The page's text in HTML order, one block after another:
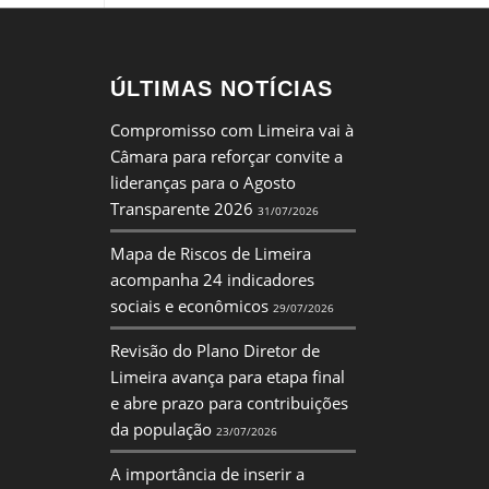
ÚLTIMAS NOTÍCIAS
Compromisso com Limeira vai à
Câmara para reforçar convite a
lideranças para o Agosto
Transparente 2026 31/07/2026
Mapa de Riscos de Limeira
acompanha 24 indicadores
sociais e econômicos 29/07/2026
Revisão do Plano Diretor de
Limeira avança para etapa final
e abre prazo para contribuições
da população 23/07/2026
A importância de inserir a